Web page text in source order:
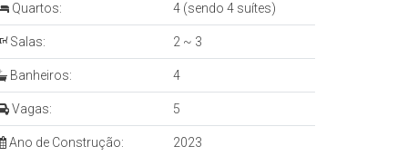
Quartos: 4 (sendo 4 suítes)
Salas: 2 ~ 3
Banheiros: 4
Vagas: 5
Ano de Construção: 2023